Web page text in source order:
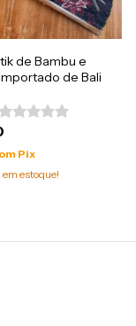
de Bambu e
de Bali
Pix
em estoque!